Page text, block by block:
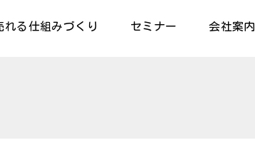
れる仕組みづくり セミナー 会社案内